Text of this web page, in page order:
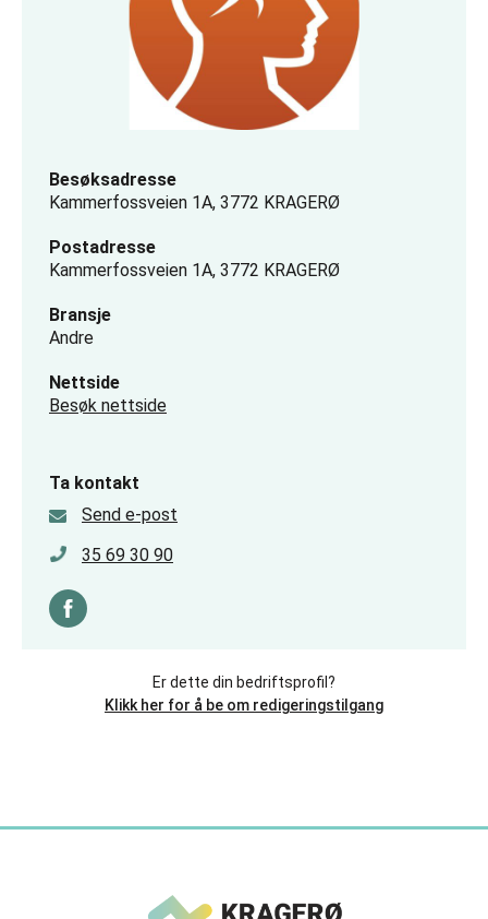
Besøksadresse
Kammerfossveien 1A, 3772 KRAGERØ
Postadresse
Kammerfossveien 1A, 3772 KRAGERØ
Bransje
Andre
Nettside
Besøk nettside
Ta kontakt
Send e-post
35 69 30 90
Er dette din bedriftsprofil?
Klikk her for å be om redigeringstilgang